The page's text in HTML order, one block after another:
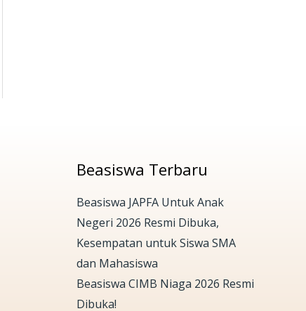
Beasiswa Terbaru
Beasiswa JAPFA Untuk Anak
Negeri 2026 Resmi Dibuka,
Kesempatan untuk Siswa SMA
dan Mahasiswa
Beasiswa CIMB Niaga 2026 Resmi
Dibuka!